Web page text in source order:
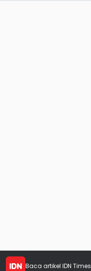
Baca artikel IDN Times